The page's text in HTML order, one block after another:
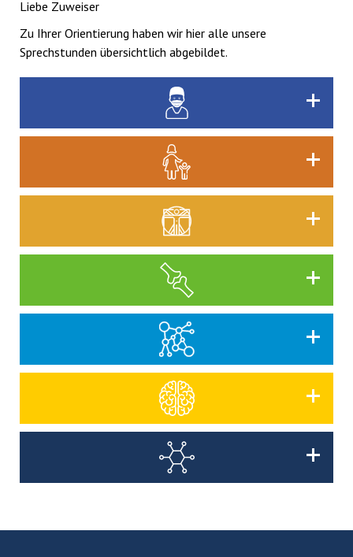
Liebe Zuweiser
Zu Ihrer Orientierung haben wir hier alle unsere
Sprechstunden übersichtlich abgebildet.